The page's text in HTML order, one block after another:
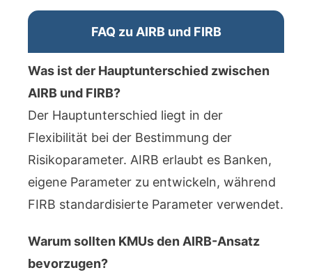
FAQ zu AIRB und FIRB
Was ist der Hauptunterschied zwischen
AIRB und FIRB?
Der Hauptunterschied liegt in der
Flexibilität bei der Bestimmung der
Risikoparameter. AIRB erlaubt es Banken,
eigene Parameter zu entwickeln, während
FIRB standardisierte Parameter verwendet.
Warum sollten KMUs den AIRB-Ansatz
bevorzugen?